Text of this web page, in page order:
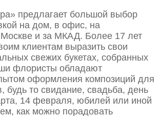
предлагает большой выбор
на дом, в офис, на
и за МКАД. Более 17 лет
клиентам выразить свои
свежих букетах, собранных
флористы обладают
оформления композиций для
будь то свидание, свадьба, день
14 февраля, юбилей или иной
как можно порадовать